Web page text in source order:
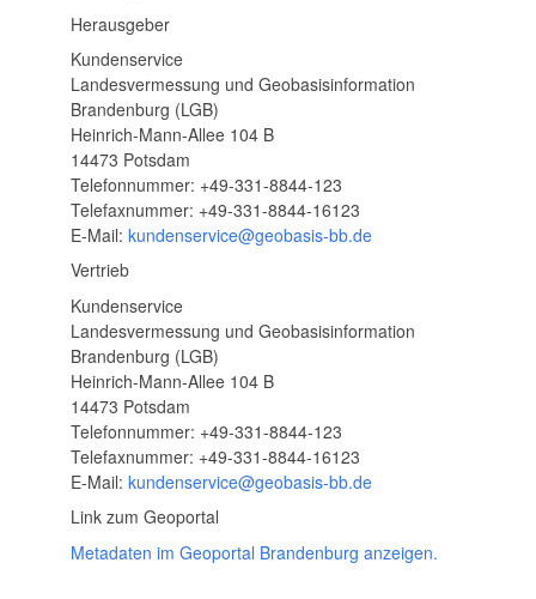
Herausgeber
Kundenservice
Landesvermessung und Geobasisinformation
Brandenburg (LGB)
Heinrich-Mann-Allee 104 B
14473 Potsdam
Telefonnummer: +49-331-8844-123
Telefaxnummer: +49-331-8844-16123
E-Mail: kundenservice@geobasis-bb.de
Vertrieb
Kundenservice
Landesvermessung und Geobasisinformation
Brandenburg (LGB)
Heinrich-Mann-Allee 104 B
14473 Potsdam
Telefonnummer: +49-331-8844-123
Telefaxnummer: +49-331-8844-16123
E-Mail: kundenservice@geobasis-bb.de
Link zum Geoportal
Metadaten im Geoportal Brandenburg anzeigen.